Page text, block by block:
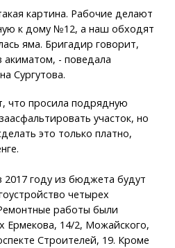
картина. Рабочие делают
к дому №12, а наш обходят
яма. Бригадир говорит,
акиматом, - поведала
Сургутова.
что просила подрядную
участок, но
это только платно,
2017 году из бюджета будут
четырех
работы были
Ермекова, 14/2, Можайского,
Строителей, 19. Кроме